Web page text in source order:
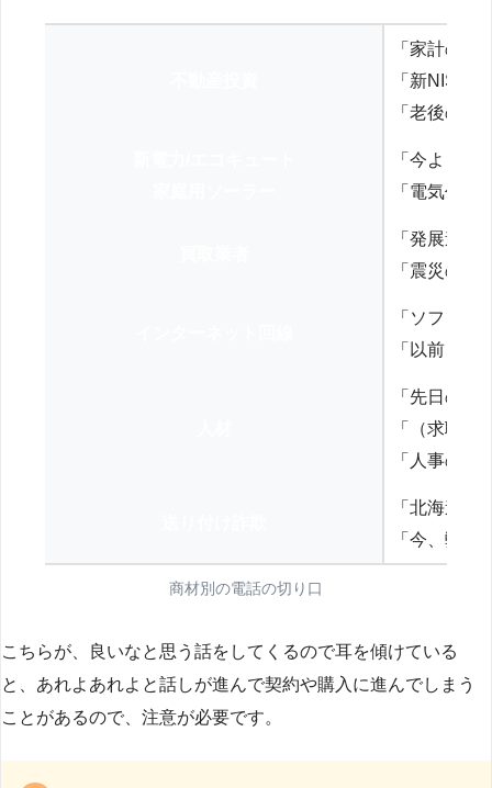
「家計の見
「新NISA
「老後の
「今より
「電気代を
「発展途
「震災の
「ソフト
「以前、
「先日の
「（求職
「人事の方
「北海道
「今、弊
商材別の電話の切り口
こちらが、良いなと思う話をしてくるので耳を傾けている
と、あれよあれよと話しが進んで契約や購入に進んでしまう
ことがあるので、注意が必要です。